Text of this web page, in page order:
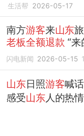
生活帮 2026-05-17
南方游客来山东
老板全额退款 “
吃饭一样”
闪电新闻 2026-05-15
山东日照游客喊话
感受山东人的热